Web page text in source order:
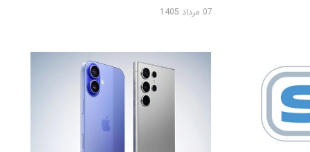
07 مرداد 1405